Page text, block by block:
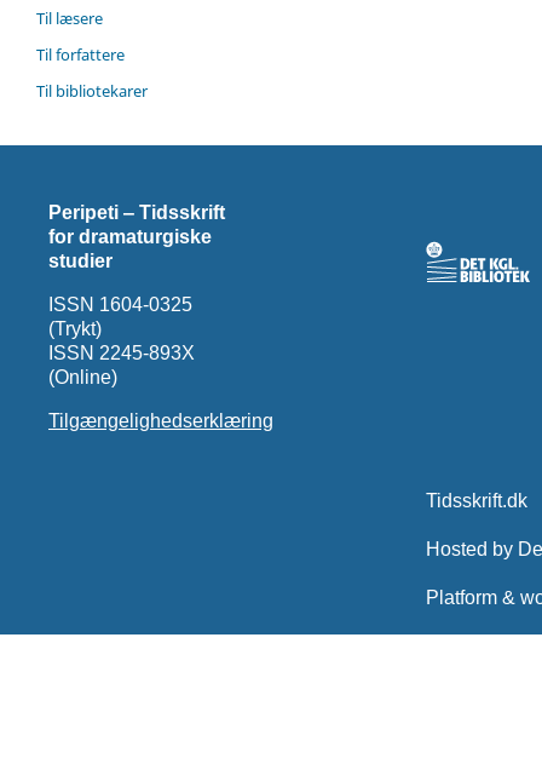
Til læsere
Til forfattere
Til bibliotekarer
Peripeti ‒ Tidsskrift
for dramaturgiske
studier
ISSN 1604-0325
(Trykt)
ISSN 2245-893X
(Online)
Tilgængelighedserklæring